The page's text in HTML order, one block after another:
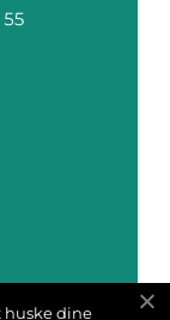
huske dine